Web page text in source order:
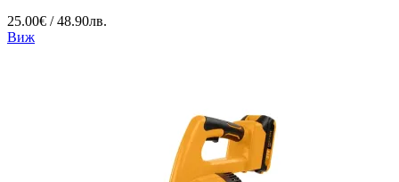
25.00€ / 48.90лв.
Виж